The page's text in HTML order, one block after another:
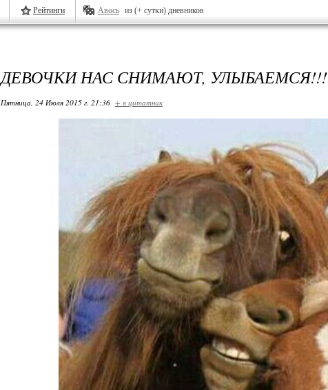
Рейтинги Авось из (+ сутки) дневников
ДЕВОЧКИ НАС СНИМАЮТ, УЛЫБАЕМСЯ!!!
Пятница, 24 Июля 2015 г. 21:36 + в цитатник